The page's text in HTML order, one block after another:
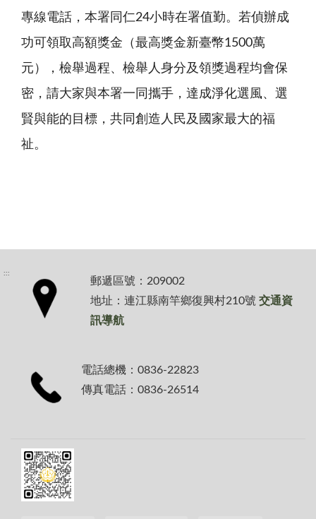
專線電話，本署同仁24小時在署值勤。若偵辦成
功可領取高額獎金（最高獎金新臺幣1500萬
元），檢舉過程、檢舉人身分及領獎過程均會保
密，請大家與本署一同攜手，達成淨化選風、選
賢與能的目標，共同創造人民及國家最大的福
祉。
:::
郵遞區號：209002
地址：連江縣南竿鄉復興村210號 交通資
訊導航
電話總機：0836-22823
傳真電話：0836-26514